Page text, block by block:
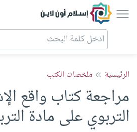
إسلام أون لاين
الرئيسية ملخصات الكتب
مراجعة كتاب واقع
التربوي على مادة